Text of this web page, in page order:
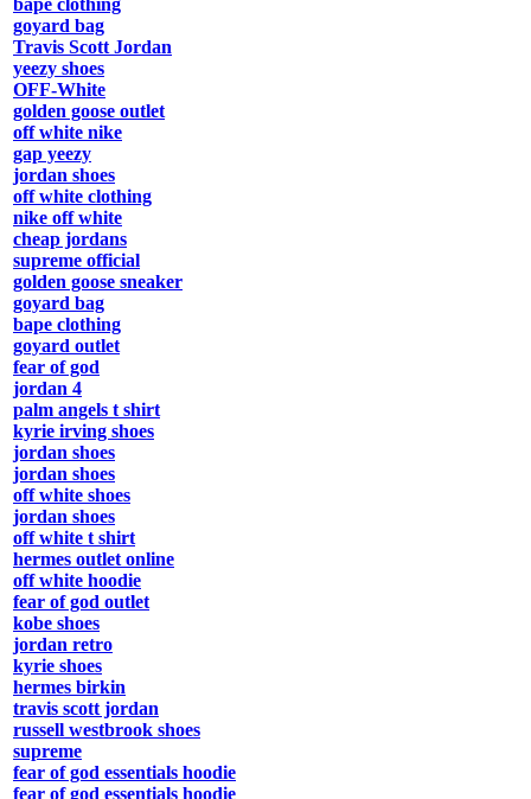
goyard bag
Travis Scott Jordan
yeezy shoes
OFF-White
golden goose outlet
off white nike
gap yeezy
jordan shoes
off white clothing
nike off white
cheap jordans
supreme official
golden goose sneaker
goyard bag
bape clothing
goyard outlet
fear of god
jordan 4
palm angels t shirt
kyrie irving shoes
jordan shoes
jordan shoes
off white shoes
jordan shoes
off white t shirt
hermes outlet online
off white hoodie
fear of god outlet
kobe shoes
jordan retro
kyrie shoes
hermes birkin
travis scott jordan
russell westbrook shoes
supreme
fear of god essentials hoodie
fear of god essentials hoodie